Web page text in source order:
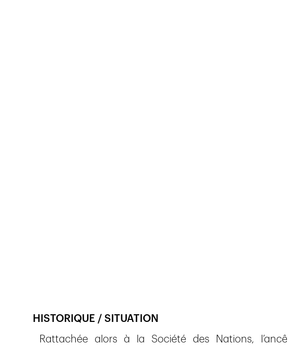
HISTORIQUE / SITUATION
Rattachée alors à la Société des Nations,